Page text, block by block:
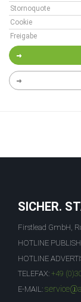
Stornoquote
Cookie
Freigabe
SICHER.
Firstlead GmbH,
HOTLINE
HOTLINE
TELEFAX: +49
E-MAIL: